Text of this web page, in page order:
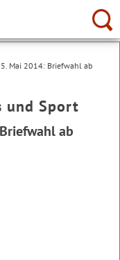
Mai 2014: Briefwahl ab
und Sport
ab